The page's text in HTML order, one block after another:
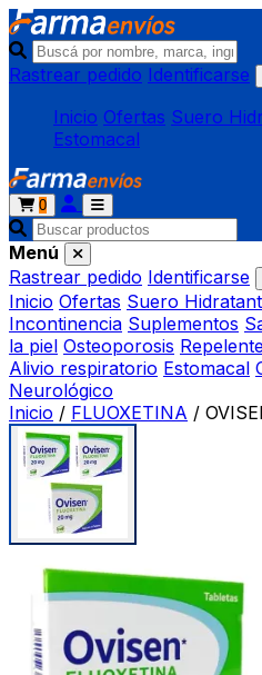
Rastrear pedido Identificarse
Inicio Ofertas Suero
Estomacal
0
Menú
Rastrear pedido Identificarse
Inicio Ofertas Suero
Incontinencia Suplementos
la piel Osteoporosis
Alivio respiratorio Estomacal
Neurológico
Inicio / FLUOXETINA /